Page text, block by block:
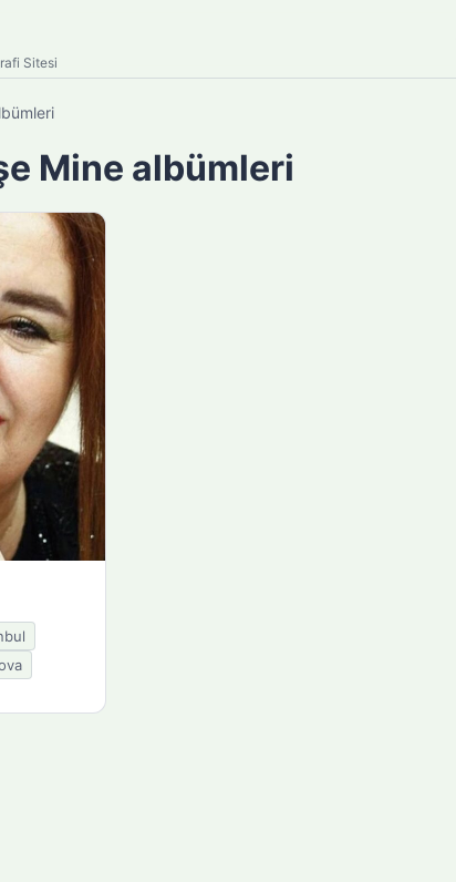
Sitesi
Mine albümleri